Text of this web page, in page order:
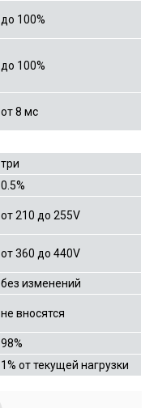
до 100%
до 100%
от 8 мс
три
0.5%
от 210 до 255V
от 360 до 440V
без изменений
не вносятся
98%
1% от текущей нагрузки